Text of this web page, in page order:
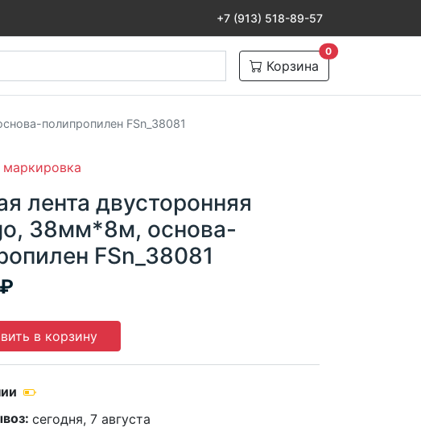
+7 (913) 518-89-57
Корзина
0товаров в корзине
полипропилен FSn_38081
маркировка
лента двусторонняя
38мм*8м, основа-
FSn_38081
в корзину
сегодня, 7 августа